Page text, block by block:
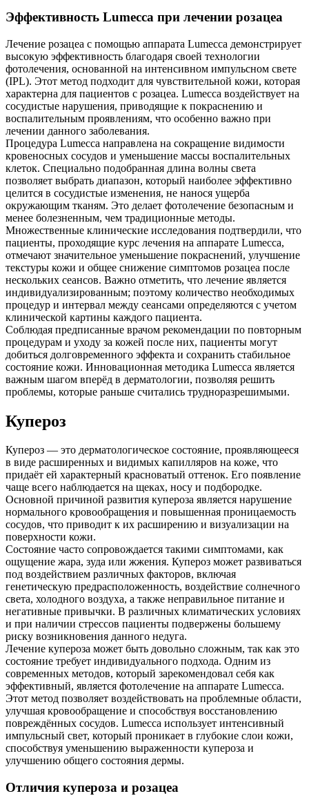
Эффективность Lumecca при лечении розацеа
Лечение розацеа с помощью аппарата Lumecca демонстрирует
высокую эффективность благодаря своей технологии
фотолечения, основанной на интенсивном импульсном свете
(IPL). Этот метод подходит для чувствительной кожи, которая
характерна для пациентов с розацеа. Lumecca воздействует на
сосудистые нарушения, приводящие к покраснению и
воспалительным проявлениям, что особенно важно при
лечении данного заболевания.
Процедура Lumecca направлена на сокращение видимости
кровеносных сосудов и уменьшение массы воспалительных
клеток. Специально подобранная длина волны света
позволяет выбрать диапазон, который наиболее эффективно
целится в сосудистые изменения, не нанося ущерба
окружающим тканям. Это делает фотолечение безопасным и
менее болезненным, чем традиционные методы.
Множественные клинические исследования подтвердили, что
пациенты, проходящие курс лечения на аппарате Lumecca,
отмечают значительное уменьшение покраснений, улучшение
текстуры кожи и общее снижение симптомов розацеа после
нескольких сеансов. Важно отметить, что лечение является
индивидуализированным; поэтому количество необходимых
процедур и интервал между сеансами определяются с учетом
клинической картины каждого пациента.
Соблюдая предписанные врачом рекомендации по повторным
процедурам и уходу за кожей после них, пациенты могут
добиться долговременного эффекта и сохранить стабильное
состояние кожи. Инновационная методика Lumecca является
важным шагом вперёд в дерматологии, позволяя решить
проблемы, которые раньше считались трудноразрешимыми.
Купероз
Купероз — это дерматологическое состояние, проявляющееся
в виде расширенных и видимых капилляров на коже, что
придаёт ей характерный красноватый оттенок. Его появление
чаще всего наблюдается на щеках, носу и подбородке.
Основной причиной развития купероза является нарушение
нормального кровообращения и повышенная проницаемость
сосудов, что приводит к их расширению и визуализации на
поверхности кожи.
Состояние часто сопровождается такими симптомами, как
ощущение жара, зуда или жжения. Купероз может развиваться
под воздействием различных факторов, включая
генетическую предрасположенность, воздействие солнечного
света, холодного воздуха, а также неправильное питание и
негативные привычки. В различных климатических условиях
и при наличии стрессов пациенты подвержены большему
риску возникновения данного недуга.
Лечение купероза может быть довольно сложным, так как это
состояние требует индивидуального подхода. Одним из
современных методов, который зарекомендовал себя как
эффективный, является фотолечение на аппарате Lumecca.
Этот метод позволяет воздействовать на проблемные области,
улучшая кровообращение и способствуя восстановлению
повреждённых сосудов. Lumecca использует интенсивный
импульсный свет, который проникает в глубокие слои кожи,
способствуя уменьшению выраженности купероза и
улучшению общего состояния дермы.
Отличия купероза и розацеа